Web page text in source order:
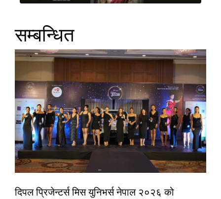
सम्बन्धित
दिपल प्रिजेन्टर्स मिस युनिभर्स नेपाल २०२६ को